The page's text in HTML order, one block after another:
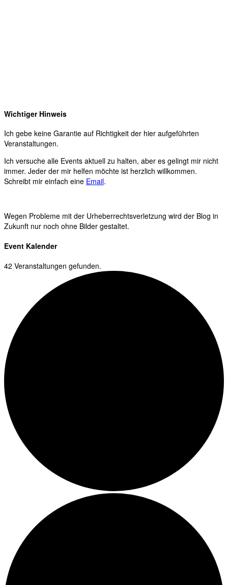
Wichtiger Hinweis
Ich gebe keine Garantie auf Richtigkeit der hier aufgeführten
Veranstaltungen.
Ich versuche alle Events aktuell zu halten, aber es gelingt mir nicht
immer. Jeder der mir helfen möchte ist herzlich willkommen.
Schreibt mir einfach eine Email.
Wegen Probleme mit der Urheberrechtsverletzung wird der Blog in
Zukunft nur noch ohne Bilder gestaltet.
Event Kalender
42 Veranstaltungen gefunden.